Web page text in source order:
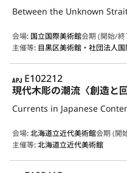
Between the Unknown
会場: 国立国際美術館会期 (開始/終
主催等: 目黒区美術館・社団法人
APJ
E102212
現代木彫の潮流〈創造と回
Currents in Japanese
会場:北海道立近代美術館会期 (開
主催等:北海道立近代美術館